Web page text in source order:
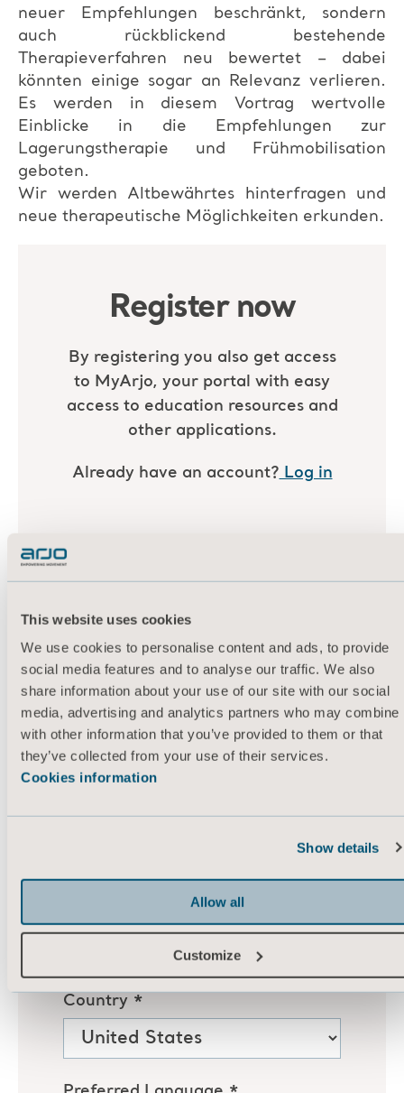
This website uses cookies
We use cookies to personalise content and ads, to provide
social media features and to analyse our traffic. We also
share information about your use of our site with our social
media, advertising and analytics partners who may combine
with other information that you’ve provided to them or that
they’ve collected from your use of their services.
Cookies information
Show details
Allow all
Customize
neuer Empfehlungen beschränkt, sondern
auch rückblickend bestehende
Therapieverfahren neu bewertet – dabei
könnten einige sogar an Relevanz verlieren.
Es werden in diesem Vortrag wertvolle
Einblicke in die Empfehlungen zur
Lagerungstherapie und Frühmobilisation
geboten.
Wir werden Altbewährtes hinterfragen und
neue therapeutische Möglichkeiten erkunden.